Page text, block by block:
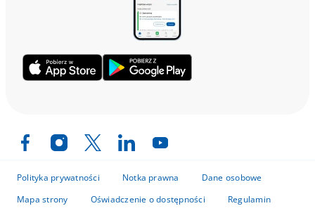
Polityka prywatności Notka prawna
Dane osobowe
Mapa strony
Oświadczenie o dostępności Regulamin